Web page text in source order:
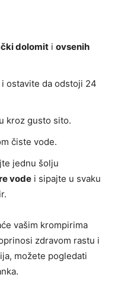
dolomit i ovsenih
i ostavite da odstoji 24
kroz gusto sito.
čiste vode.
jednu šolju
vode i sipajte u svaku
vašim krompirima
zdravom rastu i
možete pogledati